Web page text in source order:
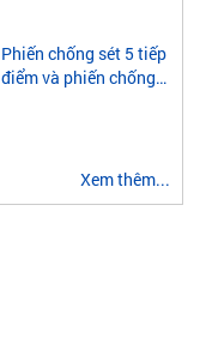
Phiến chống sét 5 tiếp
điểm và phiến chống
Xem thêm...